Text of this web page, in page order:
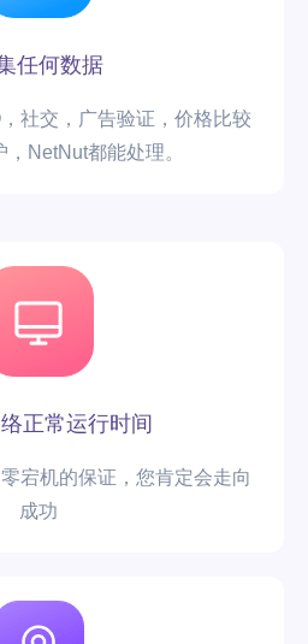
任何数据
社交，广告验证，价格比较
NetNut都能处理。
正常运行时间
宕机的保证，您肯定会走向
成功